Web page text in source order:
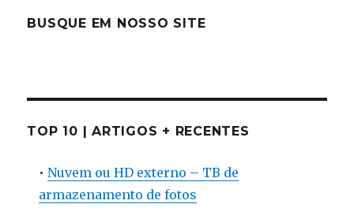
BUSQUE EM NOSSO SITE
TOP 10 | ARTIGOS + RECENTES
•Nuvem ou HD externo – TB de
armazenamento de fotos